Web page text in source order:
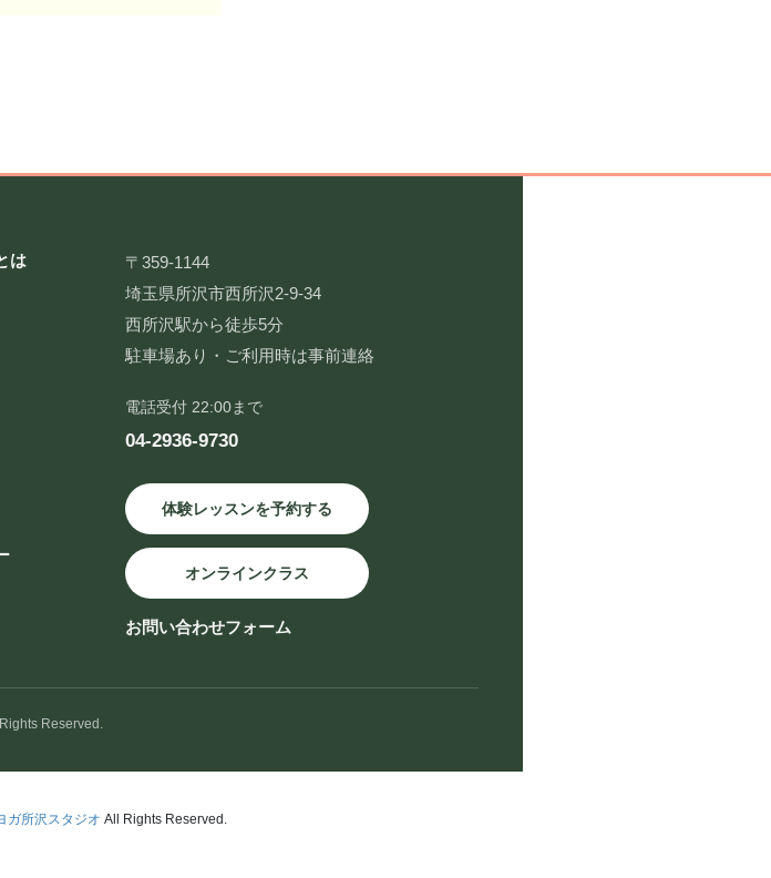
は
〒359-1144
埼玉県所沢市西所沢2-9-34
西所沢駅から徒歩5分
駐車場あり・ご利用時は事前連絡
電話受付 22:00まで
04-2936-9730
体験レッスンを予約する
オンラインクラス
お問い合わせフォーム
Reserved.
ガ所沢スタジオ All Rights Reserved.